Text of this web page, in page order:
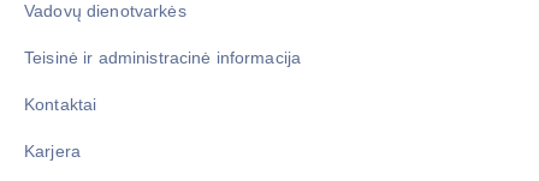
Vadovų dienotvarkės
Teisinė ir administracinė informacija
Kontaktai
Karjera